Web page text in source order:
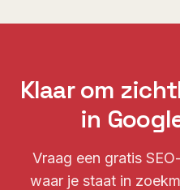
Klaar om
in
Vraag een gratis
waar je staat in